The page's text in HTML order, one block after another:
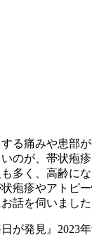
る痛みや患部
のが、帯状疱
多く、高齢に
疱疹やアトピ
話を伺いました
が発見』2023